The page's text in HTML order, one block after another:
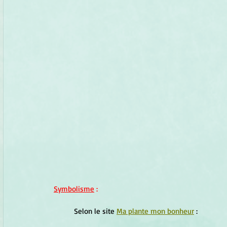
Symbolisme :
	Selon le site
Ma plante mon bonheur :